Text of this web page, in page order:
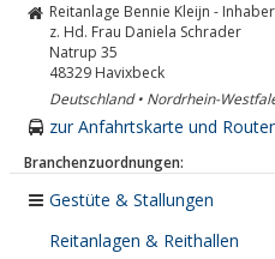
Reitanlage Bennie Kleijn -
z. Hd. Frau Daniela Schrader
Natrup 35
48329 Havixbeck
Deutschland • Nordrhein-
zur Anfahrtskarte und
Branchenzuordnungen:
Gestüte & Stallungen
Reitanlagen & Reithallen